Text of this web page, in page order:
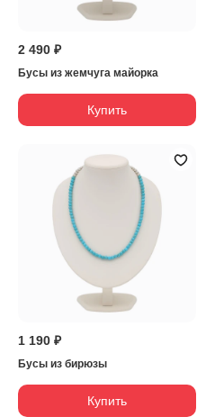
2 490 ₽
Бусы из жемчуга майорка
Купить
1 190 ₽
Бусы из бирюзы
Купить